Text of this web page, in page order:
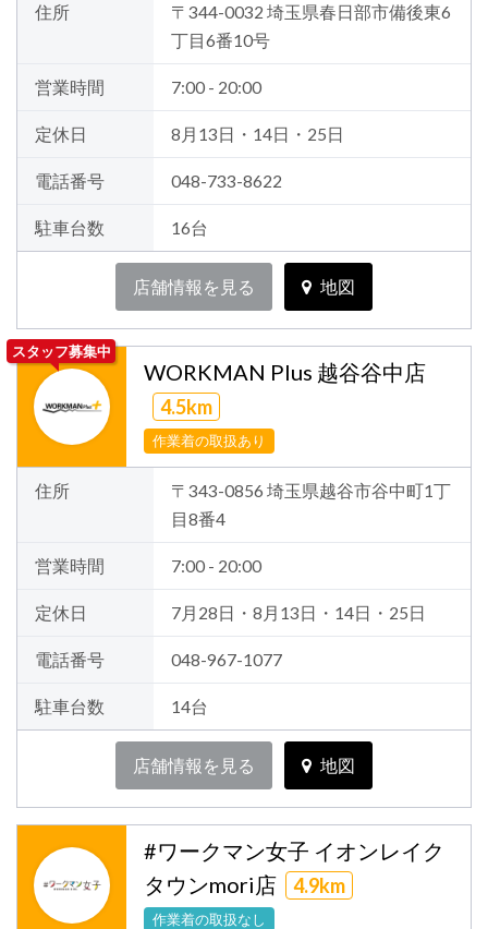
住所
〒344-0032 埼玉県春日部市備後東6
丁目6番10号
営業時間 7:00 - 20:00
定休日 8月13日・14日・25日
電話番号 048-733-8622
駐車台数 16台
店舗情報を見る 地図
スタッフ募集中
WORKMAN Plus 越谷谷中店
4.5km
作業着の取扱あり
住所
〒343-0856 埼玉県越谷市谷中町1丁
目8番4
営業時間 7:00 - 20:00
定休日 7月28日・8月13日・14日・25日
電話番号 048-967-1077
駐車台数 14台
店舗情報を見る 地図
#ワークマン女子 イオンレイク
タウンmori店
4.9km
作業着の取扱なし